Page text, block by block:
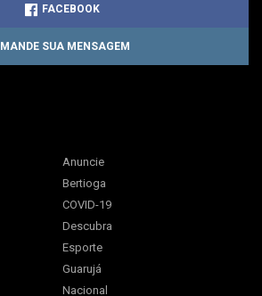
FACEBOOK
MANDE SUA MENSAGEM
Anuncie
Bertioga
COVID-19
Descubra
Esporte
Guarujá
Nacional